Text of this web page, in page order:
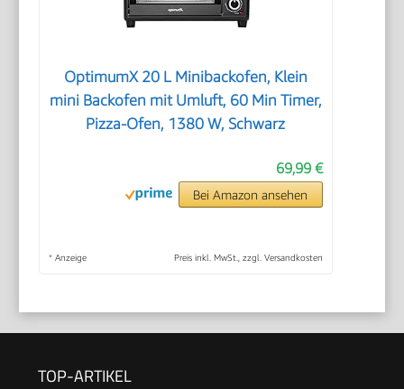
OptimumX 20 L Minibackofen, Klein
mini Backofen mit Umluft, 60 Min Timer,
Pizza-Ofen, 1380 W, Schwarz
69,99 €
Bei Amazon ansehen
* Anzeige Preis inkl. MwSt., zzgl. Versandkosten
TOP-ARTIKEL